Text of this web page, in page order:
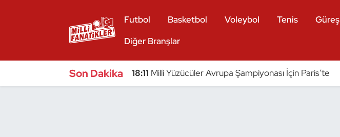
Futbol Basketbol Voleybol Tenis Güreş
Diğer Branşlar
Son Dakika 18:11 Milli Yüzücüler Avrupa Şampiyonası İçin Paris’te